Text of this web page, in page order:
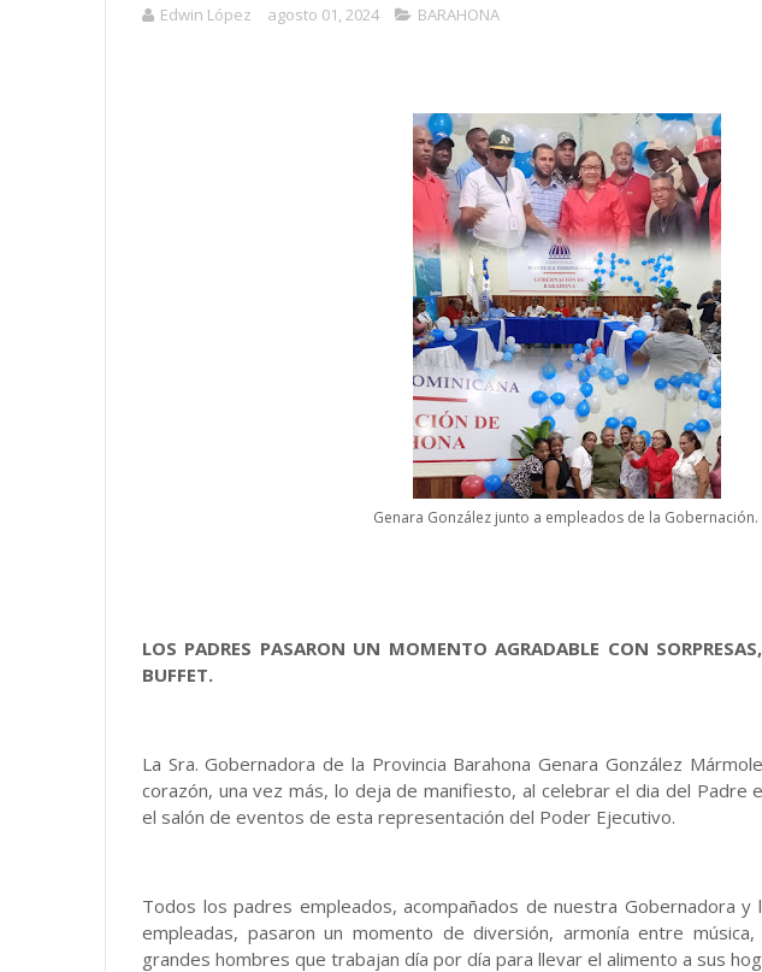
Edwin López agosto 01, 2024 BARAHONA
Genara González junto a empleados de la Gobernación.
LOS PADRES PASARON UN MOMENTO AGRADABLE CON
BUFFET.
La Sra. Gobernadora de la Provincia Barahona Genara González
corazón, una vez más, lo deja de manifiesto, al celebrar el dia del Padre
el salón de eventos de esta representación del Poder Ejecutivo.
Todos los padres empleados, acompañados de nuestra Gobernadora y
empleadas, pasaron un momento de diversión, armonía entre
grandes hombres que trabajan día por día para llevar el alimento a sus